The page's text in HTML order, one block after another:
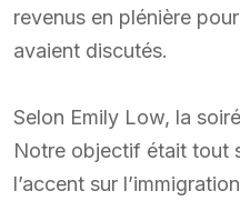
revenus en plénière
avaient discutés.
Selon Emily Low, la
Notre objectif était tout
l’accent sur